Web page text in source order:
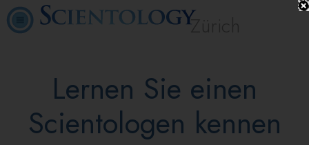
Zürich
Lernen Sie einen
Scientologen kennen